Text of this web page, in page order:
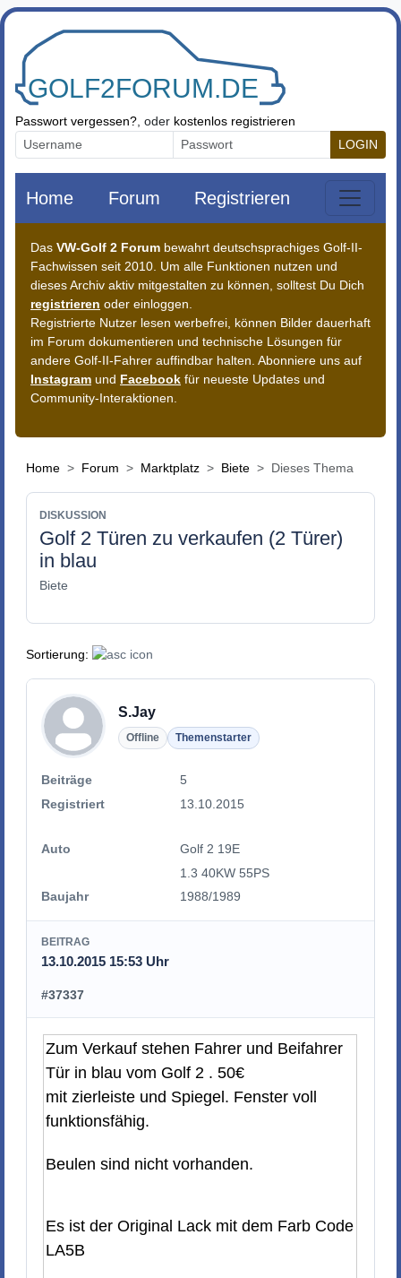
Zum Inhalt springen
Passwort vergessen? , oder kostenlos registrieren
LOGIN
Home Forum Registrieren
Das VW-Golf 2 Forum bewahrt deutschsprachiges Golf-II-
Fachwissen seit 2010. Um alle Funktionen nutzen und
dieses Archiv aktiv mitgestalten zu können, solltest Du Dich
registrieren oder einloggen.
Registrierte Nutzer lesen werbefrei, können Bilder dauerhaft
im Forum dokumentieren und technische Lösungen für
andere Golf-II-Fahrer auffindbar halten. Abonniere uns auf
Instagram und Facebook für neueste Updates und
Community-Interaktionen.
Home Forum Marktplatz Biete Dieses Thema
DISKUSSION
Golf 2 Türen zu verkaufen (2 Türer)
in blau
Biete
Sortierung:
S.Jay
Offline Themenstarter
Beiträge
5
Registriert
13.10.2015
Auto
Golf 2 19E
1.3 40KW 55PS
Baujahr
1988/1989
BEITRAG
13.10.2015 15:53 Uhr
#37337
Zum Verkauf stehen Fahrer und Beifahrer
Tür in blau vom Golf 2 . 50€
mit zierleiste und Spiegel. Fenster voll
funktionsfähig.
Beulen sind nicht vorhanden.
Es ist der Original Lack mit dem Farb Code
LA5B